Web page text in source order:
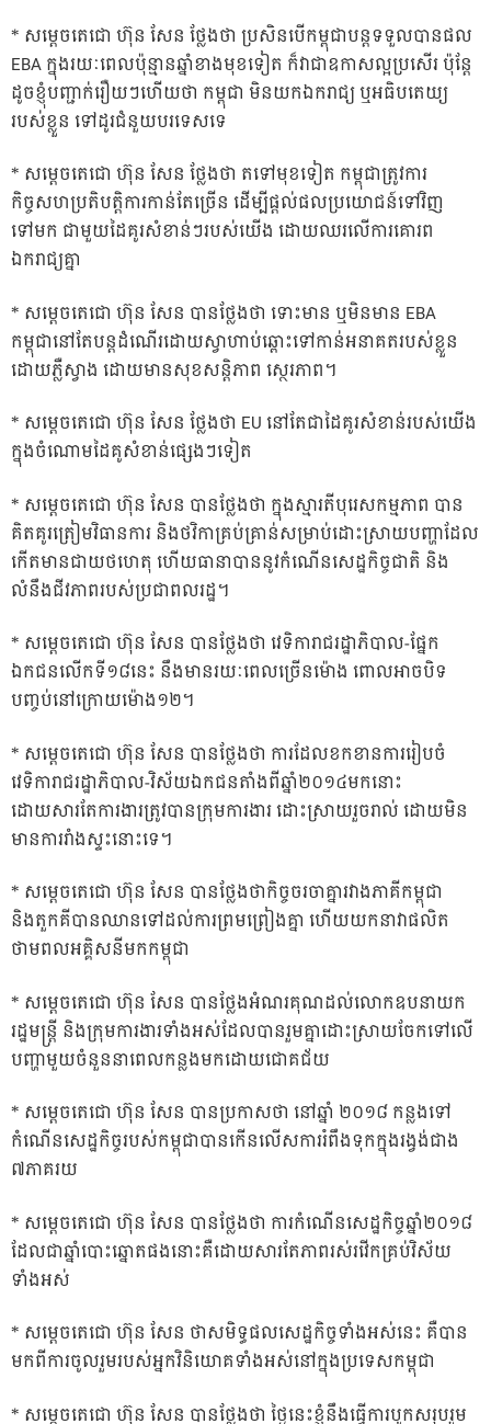
* សម្តេចតេជោ ហ៊ុន សែន ថ្លែងថា ប្រសិនបើកម្ពុជាបន្តទទួលបានផល
EBA ក្នុងរយៈពេលប៉ុន្មានឆ្នាំខាងមុខទៀត ក៏វាជាឧកាសល្អប្រសើរ ប៉ុន្តែ
ដូចខ្ញុំបញ្ជាក់រឿយៗហើយថា កម្ពុជា មិនយកឯករាជ្យ ឬអធិបតេយ្យ
របស់ខ្លួន ទៅដូរជំនួយបរទេសទេ
* សម្តេចតេជោ ហ៊ុន សែន ថ្លែងថា តទៅមុខទៀត កម្ពុជាត្រូវការ
កិច្ចសហប្រតិបត្តិការកាន់តែច្រើន ដើម្បីផ្តល់ផលប្រយោជន៍ទៅវិញ
ទៅមក ជាមួយដៃគូរសំខាន់ៗរបស់យើង ដោយឈរលើការគោរព
ឯករាជ្យគ្នា
* សម្តេចតេជោ ហ៊ុន សែន បានថ្លែងថា ទោះមាន ឬមិនមាន EBA
កម្ពុជានៅតែបន្តដំណើរដោយស្វាហាប់ឆ្ពោះទៅកាន់អនាគតរបស់ខ្លួន
ដោយភ្លឺស្វាង ដោយមានសុខសន្តិភាព ស្ថេរភាព។
* សម្តេចតេជោ ហ៊ុន សែន ថ្លែងថា EU នៅតែជាដៃគូរសំខាន់របស់យើង
ក្នុងចំណោមដៃគូសំខាន់ផ្សេងៗទៀត
* សម្តេចតេជោ ហ៊ុន សែន បានថ្លែងថា ក្នុងស្មារតីបុរេសកម្មភាព បាន
គិតគូរត្រៀមវិធានការ និងថវិកាគ្រប់គ្រាន់សម្រាប់ដោះស្រាយបញ្ហាដែល
កើតមានជាយថហេតុ ហើយធានាបាននូវកំណើនសេដ្ឋកិច្ចជាតិ និង
លំនឹងជីវភាពរបស់ប្រជាពលរដ្ឋ។
* សម្តេចតេជោ ហ៊ុន សែន បានថ្លែងថា វេទិការាជរដ្ឋាភិបាល-ផ្នែក
ឯកជនលើកទី១៨នេះ នឹងមានរយៈពេលច្រើនម៉ោង ពោលអាចបិទ
បញ្ចប់នៅក្រោយម៉ោង១២។
* សម្តេចតេជោ ហ៊ុន សែន បានថ្លែងថា ការដែលខកខានការរៀបចំ
វេទិការាជរដ្ឋាភិបាល-វិស័យឯកជនតាំងពីឆ្នាំ២០១៤មកនោះ
ដោយសារតែការងារត្រូវបានក្រុមការងារ ដោះស្រាយរួចរាល់ ដោយមិន
មានការរាំងស្ទះនោះទេ។
* សម្ដេចតេជោ ហ៊ុន សែន បានថ្លែងថាកិច្ចចរចាគ្នារវាងភាគីកម្ពុជា
និងតួកគីបានឈានទៅដល់ការព្រមព្រៀងគ្នា ហើយយកនាវាផលិត
ថាមពលអគ្គិសនីមកកម្ពុជា
* សម្ដេចតេជោ ហ៊ុន សែន បានថ្លែងអំណរគុណដល់លោកឧបនាយក
រដ្ឋមន្រ្តី និងក្រុមការងារទាំងអស់ដែលបានរួមគ្នាដោះស្រាយចែកទៅលើ
បញ្ហាមួយចំនួននាពេលកន្លងមកដោយជោគជ័យ
* សម្ដេចតេជោ ហ៊ុន សែន បានប្រកាសថា នៅឆ្នាំ ២០១៨ កន្លងទៅ
កំណើនសេដ្ឋកិច្ចរបស់កម្ពុជាបានកើនលើសការរំពឹងទុកក្នុងរង្វង់ជាង
៧ភាគរយ
* សម្ដេចតេជោ ហ៊ុន សែន បានថ្លែងថា ការកំណើនសេដ្ឋកិច្ចឆ្នាំ២០១៨
ដែលជាឆ្នាំបោះឆ្នោតផងនោះគឺដោយសារតែភាពរស់រវើកគ្រប់វិស័យ
ទាំងអស់
* សម្ដេចតេជោ ហ៊ុន សែន ថាសមិទ្ធផលសេដ្ឋកិច្ចទាំងអស់នេះ គឺបាន
មកពីការចូលរួមរបស់អ្នកវិនិយោគទាំងអស់នៅក្នុងប្រទេសកម្ពុជា
* សម្តេចតេជោ ហ៊ុន សែន បានថ្លែងថា ថ្ងៃនេះខ្ញុំនឹងធ្វើការបូកសរុបរួម